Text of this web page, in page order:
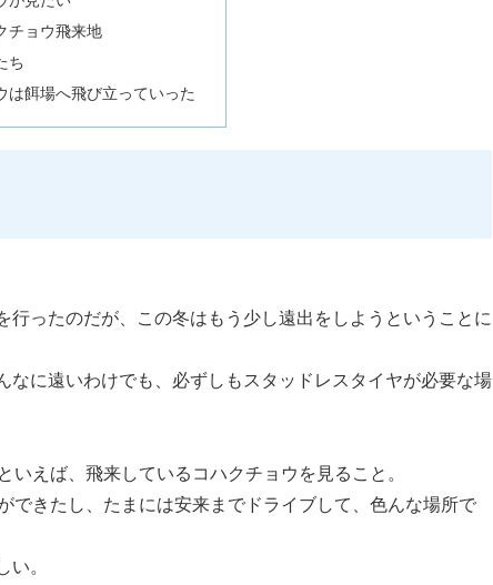
チョウ飛来地
ち
は餌場へ飛び立っていった
ったのだが、この冬はもう少し遠出をしようということに
なに遠いわけでも、必ずしもスタッドレスタイヤが必要な場
えば、飛来しているコハクチョウを見ること。
できたし、たまには安来までドライブして、色んな場所で
い。